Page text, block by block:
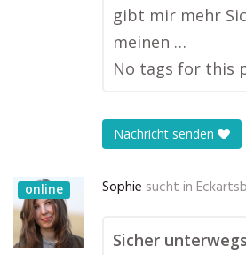
gibt mir mehr
meinen …
No tags for this
Nachricht senden
online Sophie sucht in
Sicher